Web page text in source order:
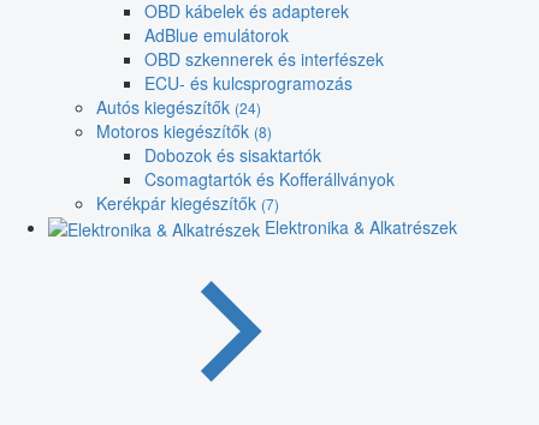
OBD kábelek és adapterek
AdBlue emulátorok
OBD szkennerek és interfészek
ECU- és kulcsprogramozás
Autós kiegészítők (24)
Motoros kiegészítők (8)
Dobozok és sisaktartók
Csomagtartók és Kofferállványok
Kerékpár kiegészítők (7)
Elektronika & Alkatrészek